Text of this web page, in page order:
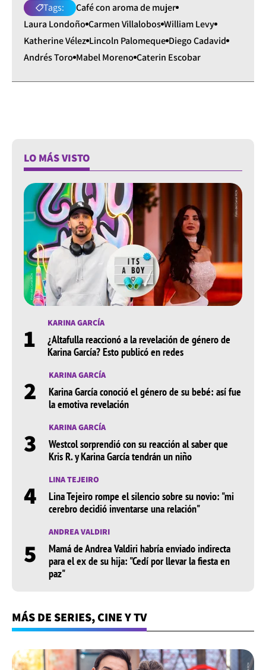
Tags:
Café con aroma de mujer
Laura Londoño Carmen Villalobos William Levy
Katherine Vélez Lincoln Palomeque Diego Cadavid
Andrés Toro Mabel Moreno Caterin Escobar
LO MÁS VISTO
1 KARINA GARCÍA
¿Altafulla reaccionó a la revelación de género de
Karina García? Esto publicó en redes
2 KARINA GARCÍA
Karina García conoció el género de su bebé: así fue
la emotiva revelación
3 KARINA GARCÍA
Westcol sorprendió con su reacción al saber que
Kris R. y Karina García tendrán un niño
4 LINA TEJEIRO
Lina Tejeiro rompe el silencio sobre su novio: "mi
cerebro decidió inventarse una relación"
5
ANDREA VALDIRI
Mamá de Andrea Valdiri habría enviado indirecta
para el ex de su hija: "Cedí por llevar la fiesta en
paz"
MÁS DE SERIES, CINE Y TV